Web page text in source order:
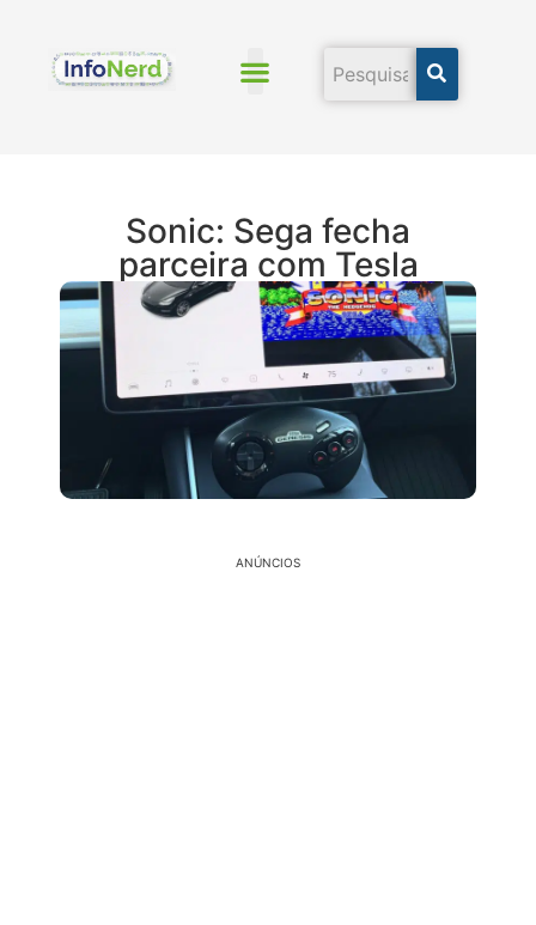
Sonic: Sega fecha
parceira com Tesla
ANÚNCIOS